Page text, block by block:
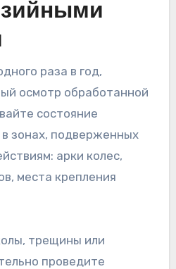
раза в год,
осмотр обработанной
состояние
зонах, подверженных
арки колес,
места крепления
трещины или
проведите